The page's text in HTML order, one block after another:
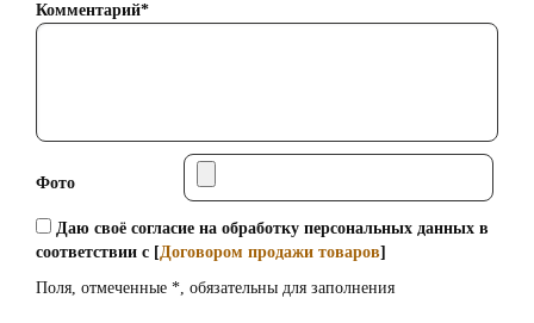
Комментарий*
Фото
Даю своё согласие на обработку персональных данных в
соответствии с [Договором продажи товаров]
Поля, отмеченные *, обязательны для заполнения